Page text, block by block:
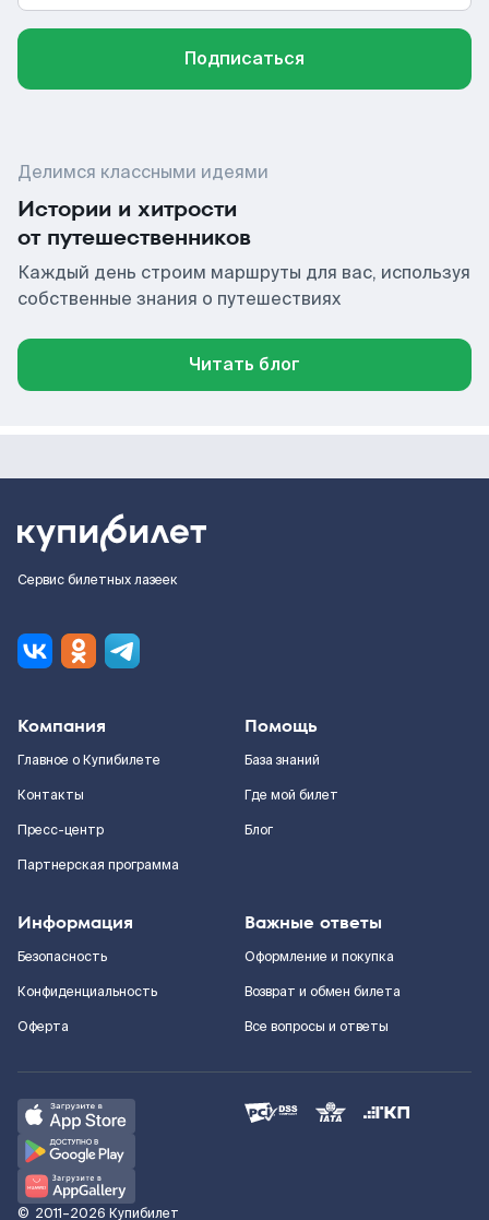
Подписаться
Делимся классными идеями
Истории и хитрости
от путешественников
Каждый день строим маршруты для вас, используя
собственные знания о путешествиях
Читать блог
Сервис билетных лазеек
Компания
Главное о Купибилете
Контакты
Пресс-центр
Партнерская программа
Помощь
База знаний
Где мой билет
Блог
Информация
Безопасность
Конфиденциальность
Оферта
Важные ответы
Оформление и покупка
Возврат и обмен билета
Все вопросы и ответы
© 2011–2026 Купибилет